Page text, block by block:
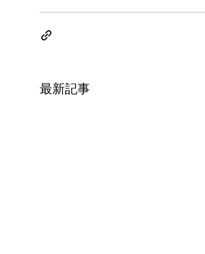
最新記事